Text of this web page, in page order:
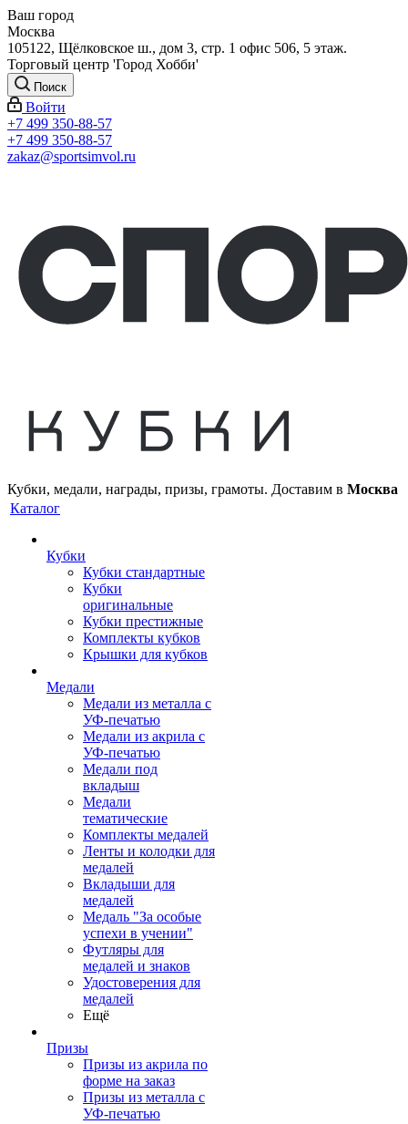
Ваш город
Москва
105122, Щёлковское ш., дом 3, стр. 1 офис 506, 5 этаж.
Торговый центр 'Город Хобби'
Поиск
Войти
+7 499 350-88-57
+7 499 350-88-57
zakaz@sportsimvol.ru
Кубки, медали, награды, призы, грамоты. Доставим в Москва
Каталог
Кубки
Кубки стандартные
Кубки
оригинальные
Кубки престижные
Комплекты кубков
Крышки для кубков
Медали
Медали из металла с
УФ-печатью
Медали из акрила с
УФ-печатью
Медали под
вкладыш
Медали
тематические
Комплекты медалей
Ленты и колодки для
медалей
Вкладыши для
медалей
Медаль "За особые
успехи в учении"
Футляры для
медалей и знаков
Удостоверения для
медалей
Ещё
Призы
Призы из акрила по
форме на заказ
Призы из металла с
УФ-печатью